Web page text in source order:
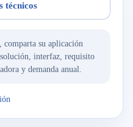
técnicos
comparta su aplicación
interfaz, requisito
y demanda anual.